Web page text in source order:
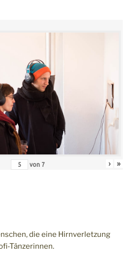
von 7 › »
die eine Hirnverletzung
Tänzerinnen.